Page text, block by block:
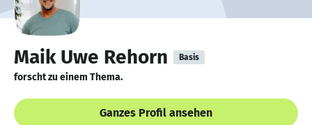
Maik Uwe Rehorn Basis
forscht zu einem Thema.
Ganzes Profil ansehen